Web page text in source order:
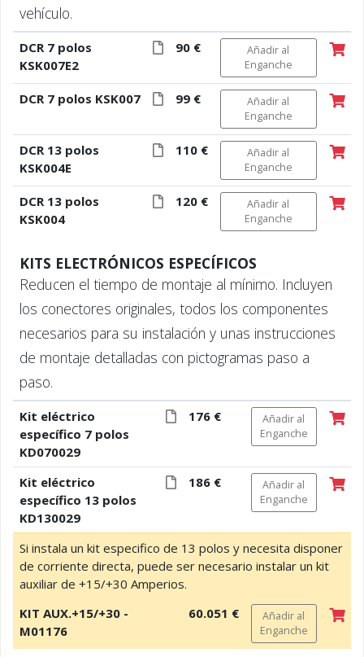
vehículo.
DCR 7 polos
KSK007E2
90 €
Añadir al
Enganche
DCR 7 polos KSK007 99 €
Añadir al
Enganche
DCR 13 polos
KSK004E
110 €
Añadir al
Enganche
DCR 13 polos
KSK004
120 €
Añadir al
Enganche
KITS ELECTRÓNICOS ESPECÍFICOS
Reducen el tiempo de montaje al mínimo. Incluyen
los conectores originales, todos los componentes
necesarios para su instalación y unas instrucciones
de montaje detalladas con pictogramas paso a
paso.
Kit eléctrico
específico 7 polos
KD070029
176 €
Añadir al
Enganche
Kit eléctrico
específico 13 polos
KD130029
186 €
Añadir al
Enganche
Si instala un kit especifico de 13 polos y necesita disponer
de corriente directa, puede ser necesario instalar un kit
auxiliar de +15/+30 Amperios.
KIT AUX.+15/+30 -
M01176
60.051 €
Añadir al
Enganche